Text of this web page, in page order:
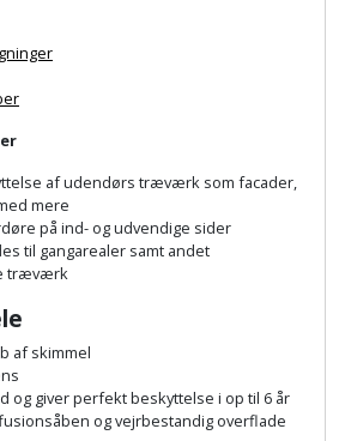
af udendørs træværk som facader,
mere
på ind- og udvendige sider
til gangarealer samt andet
træværk
af skimmel
og giver perfekt beskyttelse i op til 6 år
og vejrbestandig overflade